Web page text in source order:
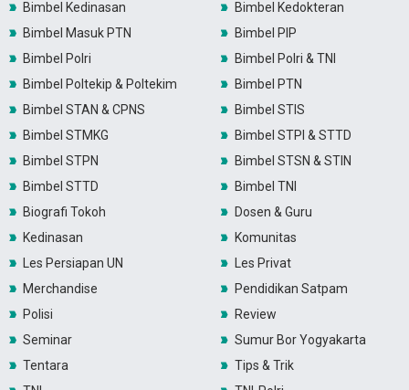
Bimbel Kedinasan
Bimbel Kedokteran
Bimbel Masuk PTN
Bimbel PIP
Bimbel Polri
Bimbel Polri & TNI
Bimbel Poltekip & Poltekim
Bimbel PTN
Bimbel STAN & CPNS
Bimbel STIS
Bimbel STMKG
Bimbel STPI & STTD
Bimbel STPN
Bimbel STSN & STIN
Bimbel STTD
Bimbel TNI
Biografi Tokoh
Dosen & Guru
Kedinasan
Komunitas
Les Persiapan UN
Les Privat
Merchandise
Pendidikan Satpam
Polisi
Review
Seminar
Sumur Bor Yogyakarta
Tentara
Tips & Trik